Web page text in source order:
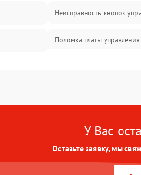
Неисправность кнопок
Поломка платы управления
Поломка разъема для
У Вас
Оставьте заявку, мы